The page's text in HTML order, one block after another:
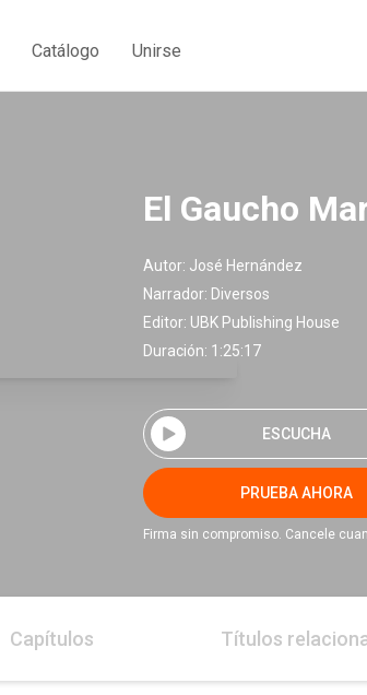
Catálogo Unirse
El Gaucho
Autor: José Hernández
Narrador: Diversos
Editor: UBK Publishing House
Duración: 1:25:17
ESCUCHA
PRUEBA AHORA
Firma sin compromiso. Cancele
Capítulos Títulos